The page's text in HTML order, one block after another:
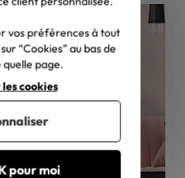
vos préférences à tout
“Cookies” au bas de
page.
pour moi
cookies